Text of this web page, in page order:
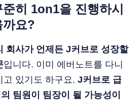
히 1on1을 진행하시
까요?
회사가 언제든 J커브로 성장할
입니다. 이미 에버노트를 다니
고 있기도 하구요. J커브로 급
팀원이 팀장이 될 가능성이